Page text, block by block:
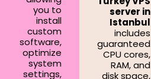
server in
Istanbul
includes
guaranteed
CPU cores,
RAM, and
disk space,
you to
install
custom
software,
optimize
system
settings,